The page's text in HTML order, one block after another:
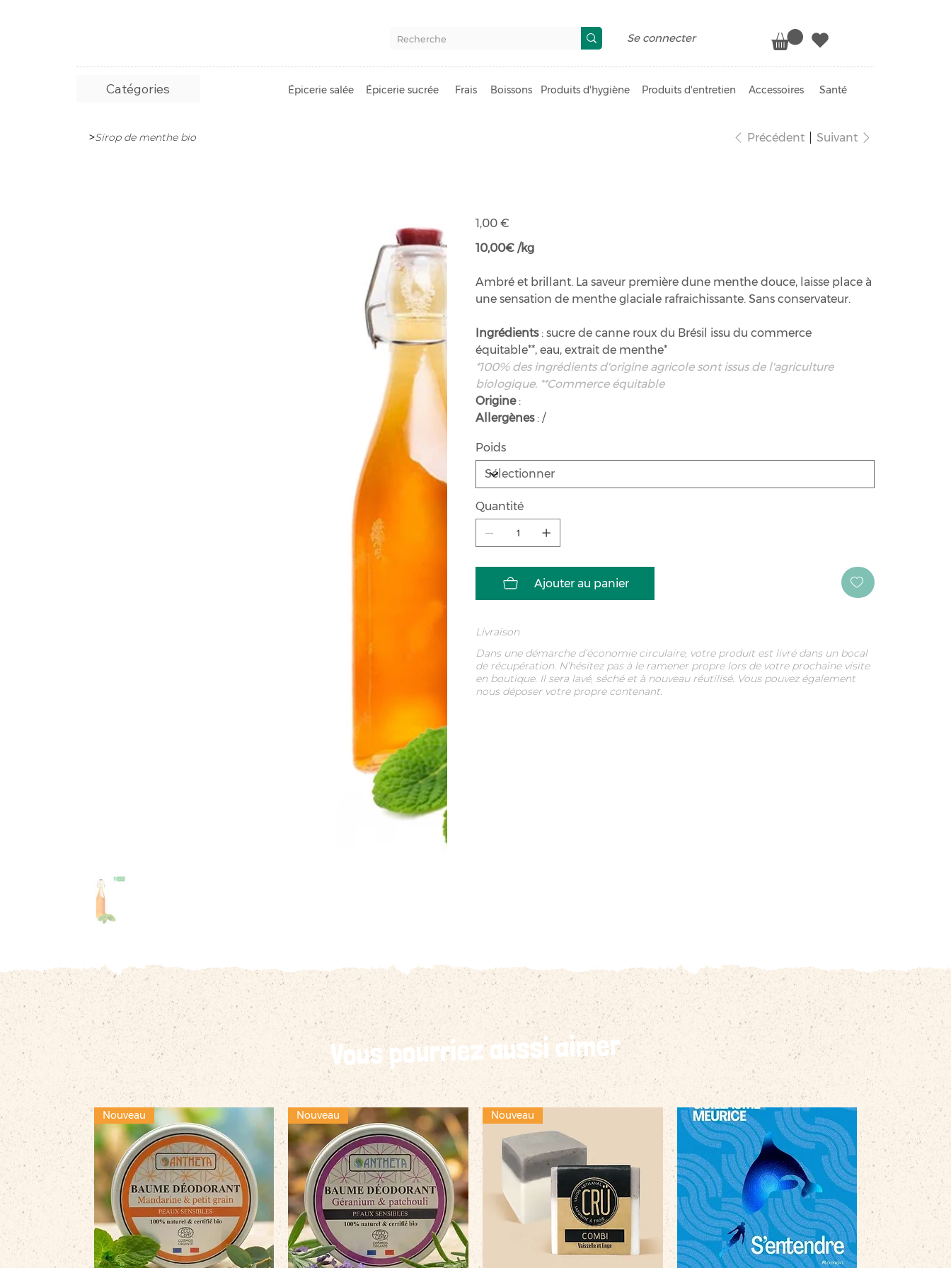
Catégories Épicerie salée Épicerie sucrée Frais Boissons Produits d'hygiène Produits d'entretien Accessoires Santé
Se connecter
>Sirop de menthe bio Précédent Suivant
Prix
1,00 €
10,00€ /kg
Ambré et brillant. La saveur première dune menthe douce, laisse place à
une sensation de menthe glaciale rafraichissante. Sans conservateur.
Ingrédients : sucre de canne roux du Brésil issu du commerce
équitable**, eau, extrait de menthe*
*100% des ingrédients d'origine agricole sont issus de l'agriculture
biologique. **Commerce équitable
Origine:
Allergènes: /
Poids
Quantité
Ajouter au panier
Livraison
Dans une démarche d’économie circulaire, votre produit est livré dans un bocal
de récupération. N’hésitez pas à le ramener propre lors de votre prochaine visite
en boutique. Il sera lavé, séché et à nouveau réutilisé. Vous pouvez également
nous déposer votre propre contenant.
Vous pourriez aussi aimer
Nouveau Nouveau Nouveau